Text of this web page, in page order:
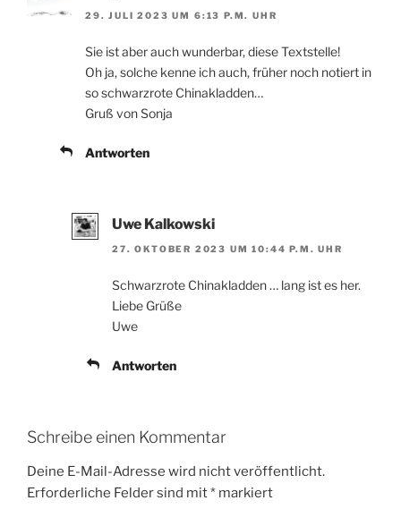
29. JULI 2023 UM 6:13 P.M. UHR
Sie ist aber auch wunderbar, diese Textstelle!
Oh ja, solche kenne ich auch, früher noch notiert in
so schwarzrote Chinakladden…
Gruß von Sonja
Antworten
Uwe Kalkowski
27. OKTOBER 2023 UM 10:44 P.M. UHR
Schwarzrote Chinakladden … lang ist es her.
Liebe Grüße
Uwe
Antworten
Schreibe einen Kommentar
Deine E-Mail-Adresse wird nicht veröffentlicht.
Erforderliche Felder sind mit* markiert